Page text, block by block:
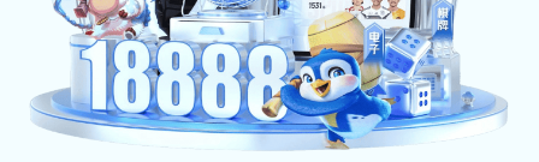
当前位置：好博体育>好博体育 资讯>行业动态